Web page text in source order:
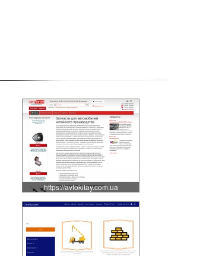
https://avtokitay.com.ua